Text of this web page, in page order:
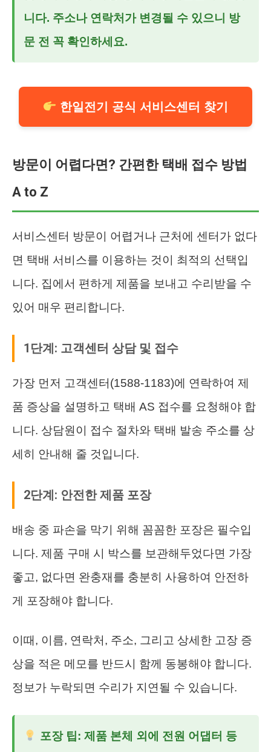
니다. 주소나 연락처가 변경될 수 있으니 방
문 전 꼭 확인하세요.
한일전기 공식 서비스센터 찾기
방문이 어렵다면? 간편한 택배 접수 방법
A to Z
서비스센터 방문이 어렵거나 근처에 센터가 없다
면 택배 서비스를 이용하는 것이 최적의 선택입
니다. 집에서 편하게 제품을 보내고 수리받을 수
있어 매우 편리합니다.
1단계: 고객센터 상담 및 접수
가장 먼저 고객센터(1588-1183)에 연락하여 제
품 증상을 설명하고 택배 AS 접수를 요청해야 합
니다. 상담원이 접수 절차와 택배 발송 주소를 상
세히 안내해 줄 것입니다.
2단계: 안전한 제품 포장
배송 중 파손을 막기 위해 꼼꼼한 포장은 필수입
니다. 제품 구매 시 박스를 보관해두었다면 가장
좋고, 없다면 완충재를 충분히 사용하여 안전하
게 포장해야 합니다.
이때, 이름, 연락처, 주소, 그리고 상세한 고장 증
상을 적은 메모를 반드시 함께 동봉해야 합니다.
정보가 누락되면 수리가 지연될 수 있습니다.
포장 팁: 제품 본체 외에 전원 어댑터 등